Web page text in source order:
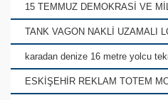
15 TEMMUZ DEMOKRASİ VE
TANK VAGON NAKLİ UZAMALI
karadan denize 16 metre yolcu
ESKİŞEHİR REKLAM TOTEM